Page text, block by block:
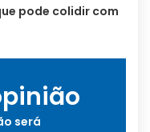
pode colidir com
será